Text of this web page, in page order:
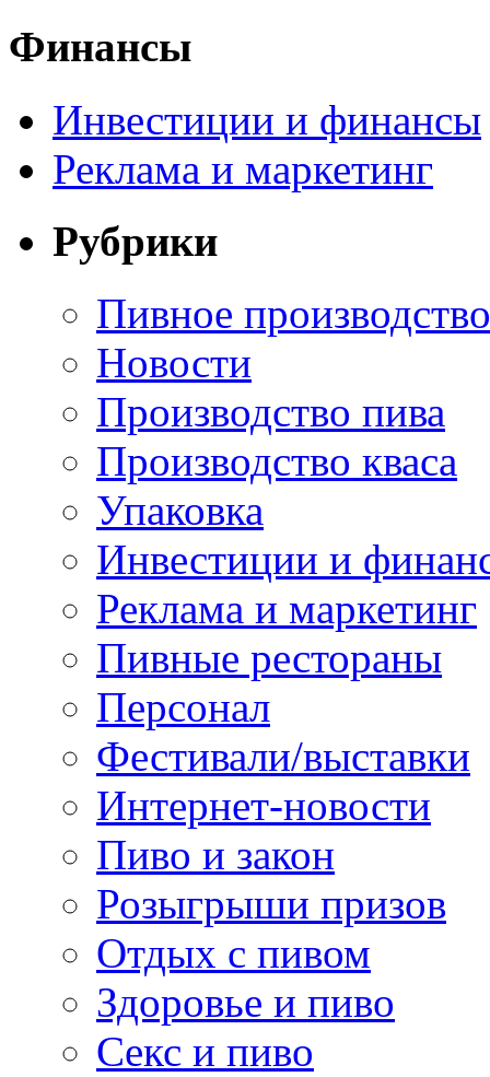
Финансы
Инвестиции и финансы
Реклама и маркетинг
Рубрики
Пивное производство
Новости
Производство пива
Производство кваса
Упаковка
Инвестиции и
Реклама и маркетинг
Пивные рестораны
Персонал
Фестивали/выставки
Интернет-новости
Пиво и закон
Розыгрыши призов
Отдых с пивом
Здоровье и пиво
Секс и пиво